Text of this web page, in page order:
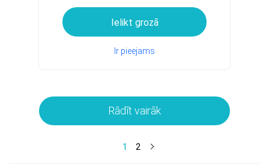
Ielikt grozā
Ir pieejams
Rādīt vairāk
1 2